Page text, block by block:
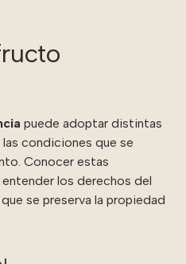
puede adoptar distintas
condiciones que se
Conocer estas
los derechos del
se preserva la propiedad